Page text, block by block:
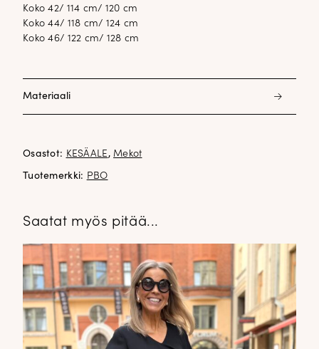
Koko 42/ 114 cm/ 120 cm
Koko 44/ 118 cm/ 124 cm
Koko 46/ 122 cm/ 128 cm
Materiaali
vuori 100% viskoosi
Osastot: KESÄALE , Mekot
Tuotemerkki: PBO
Saatat myös pitää...